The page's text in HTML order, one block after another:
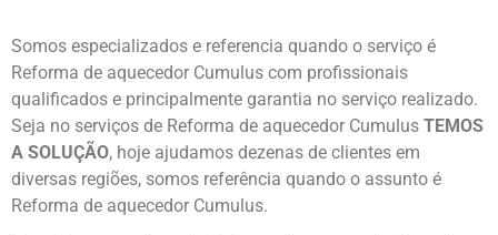
Somos especializados e referencia quando o serviço é
Reforma de aquecedor Cumulus com profissionais
qualificados e principalmente garantia no serviço realizado.
Seja no serviços de Reforma de aquecedor Cumulus TEMOS
A SOLUÇÃO, hoje ajudamos dezenas de clientes em
diversas regiões, somos referência quando o assunto é
Reforma de aquecedor Cumulus.